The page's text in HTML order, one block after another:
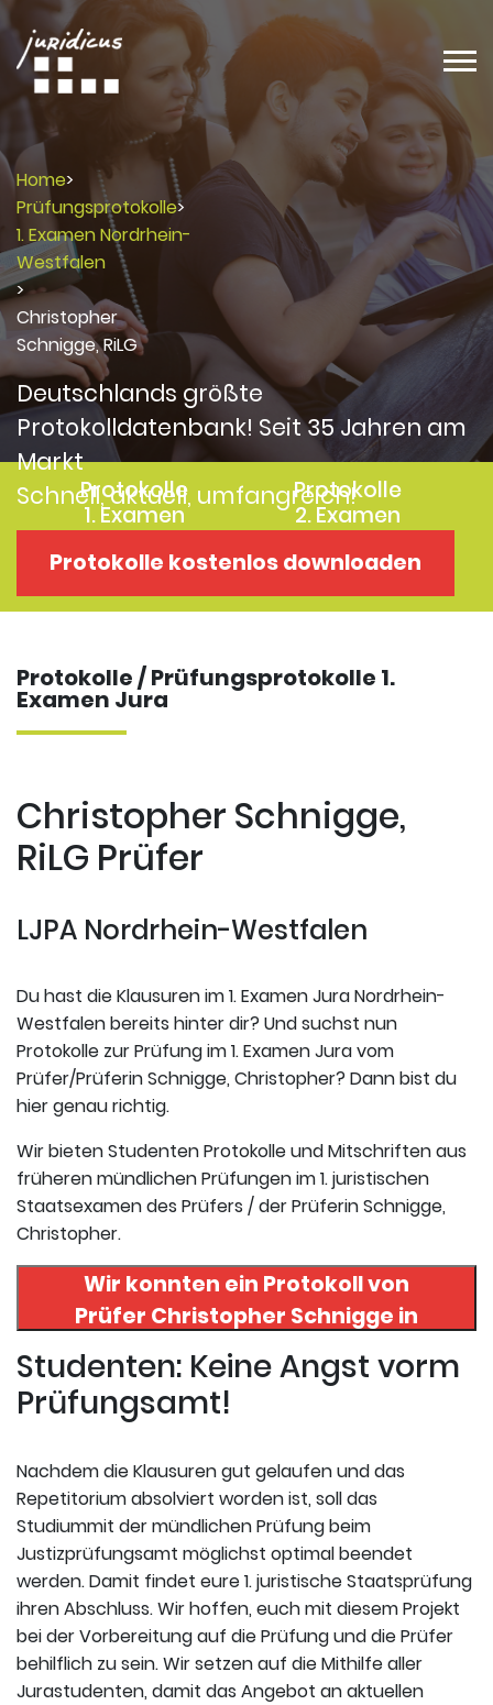
Home>
Prüfungsprotokolle>
1. Examen Nordrhein-
Westfalen
>
Christopher
Schnigge, RiLG
Deutschlands größte
Protokolldatenbank! Seit 35 Jahren am
Markt
Schnell, aktuell, umfangreich!
Protokolle kostenlos downloaden
Protokolle
1. Examen
Protokolle
2. Examen
Protokolle
Examensklausuren
Kostenloses
Repititorium
Protokolle / Prüfungsprotokolle 1.
Examen Jura
Christopher Schnigge,
RiLG Prüfer
LJPA Nordrhein-Westfalen
Du hast die Klausuren im 1. Examen Jura Nordrhein-
Westfalen bereits hinter dir? Und suchst nun
Protokolle zur Prüfung im 1. Examen Jura vom
Prüfer/Prüferin Schnigge, Christopher? Dann bist du
hier genau richtig.
Wir bieten Studenten Protokolle und Mitschriften aus
früheren mündlichen Prüfungen im 1. juristischen
Staatsexamen des Prüfers / der Prüferin Schnigge,
Christopher.
Wir konnten ein Protokoll von
Prüfer Christopher Schnigge in
uneserer Datenbank finden. Hier
registrieren und das Protokoll
abrufen.
Studenten: Keine Angst vorm
Prüfungsamt!
Nachdem die Klausuren gut gelaufen und das
Repetitorium absolviert worden ist, soll das
Studiummit der mündlichen Prüfung beim
Justizprüfungsamt möglichst optimal beendet
werden. Damit findet eure 1. juristische Staatsprüfung
ihren Abschluss. Wir hoffen, euch mit diesem Projekt
bei der Vorbereitung auf die Prüfung und die Prüfer
behilflich zu sein. Wir setzen auf die Mithilfe aller
Jurastudenten, damit das Angebot an aktuellen